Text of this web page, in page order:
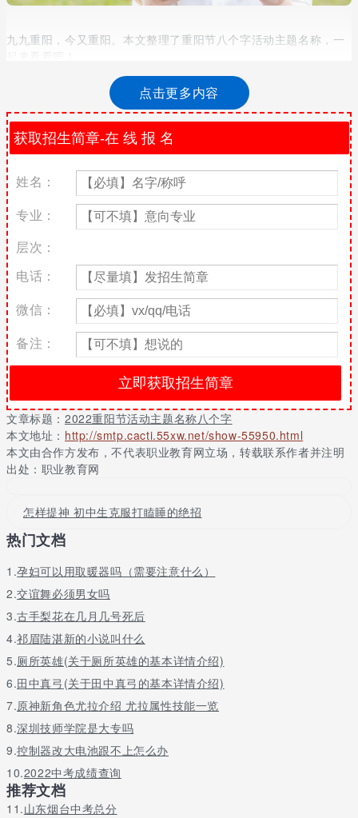
九九重阳，今又重阳。本文整理了重阳节八个字活动主题名称，一
重阳节活动主题八字
夕阳晚情，重温甜蜜。
敬老传统，代代相传。
养老，敬老，爱老，助老。
敬老恤贫，阖家团圆
重阳节活动主题标语
1、家家有老人，人人都会老
2、关心帮忙老年人是全社会的职责
3、践行科学发展观，共建和谐社会
4、尊重老年人就是尊重自己
5、养老敬老爱老助老
6、重视老龄问题，提高社会意识
7、老人融入社会，参与社会发展
8、树敬老之，促社会文明
10、建立不分年龄人人共享的和谐社会
重阳节活动主题名称
1、树敬老之风，促社会礼貌
2、家家有老人，人人都会老
3、关心帮忙老年人是全社会的职责
4、践行科学发展观，共建和谐社会
5、尊重老年人就是尊重自我
6、养老敬老爱老助老
7、营造健康老龄化的社会环境
8、关心帮忙老年人是全社会的职责
9、尊老，敬老，养老，爱老，助老
点击更多内容
姓名：
专业：
层次：
电话：
微信：
备注：
文章标题： 2022重阳节活动主题名称八个字
本文地址： http://smtp.cacti.55xw.net/show-55950.html
本文由合作方发布，不代表职业教育网立场，转载联系作者并注明
出处：职业教育网
怎样提神 初中生克服打瞌睡的绝招
热门文档
1.孕妇可以用取暖器吗（需要注意什么）
2.交谊舞必须男女吗
3.古手梨花在几月几号死后
4.祁眉陆湛新的小说叫什么
5.厕所英雄(关于厕所英雄的基本详情介绍)
6.田中真弓(关于田中真弓的基本详情介绍)
7.原神新角色尤拉介绍 尤拉属性技能一览
8.深圳技师学院是大专吗
9.控制器改大电池跟不上怎么办
10.2022中考成绩查询
推荐文档
11.山东烟台中考总分